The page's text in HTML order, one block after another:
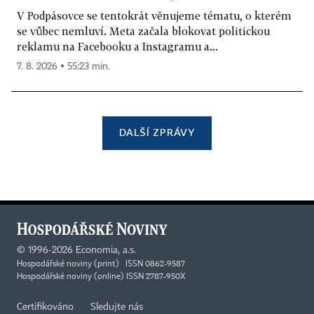
V Podpásovce se tentokrát věnujeme tématu, o kterém
se vůbec nemluví. Meta začala blokovat politickou
reklamu na Facebooku a Instagramu a...
7. 8. 2026 ▪ 55:23 min.
DALŠÍ ZPRÁVY
© 1996-2026 Economia, a.s.
Hospodářské noviny (print) ISSN 0862-9587
Hospodářské noviny (online) ISSN 2787-950X
Certifikováno Sledujte nás